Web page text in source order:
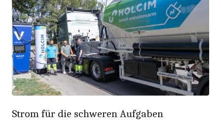
Strom für die schweren Aufgaben